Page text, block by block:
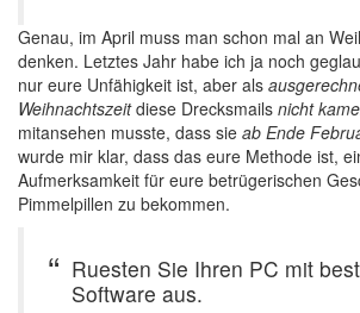
Genau, im April muss man schon mal an
denken. Letztes Jahr habe ich ja noch
nur eure Unfähigkeit ist, aber als
Weihnachtszeitdiese Drecksmails nicht
mitansehen musste, dass sie ab Ende
wurde mir klar, dass das eure Methode ist,
Aufmerksamkeit für eure betrügerischen
Pimmelpillen zu bekommen.
Ruesten Sie Ihren PC mit
Software aus.